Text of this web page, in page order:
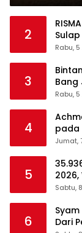
2
Rabu,
3
Bang
Rabu,
4
pada
Jumat,
5
Sabtu,
6
Dari